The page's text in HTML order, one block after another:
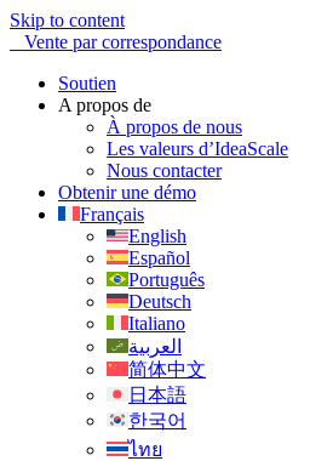
Skip to content
Vente par correspondance
Soutien
A propos de
À propos de nous
Les valeurs d’IdeaScale
Nous contacter
Obtenir une démo
Français
English
Español
Português
Deutsch
Italiano
العربية
简体中文
日本語
한국어
ไทย